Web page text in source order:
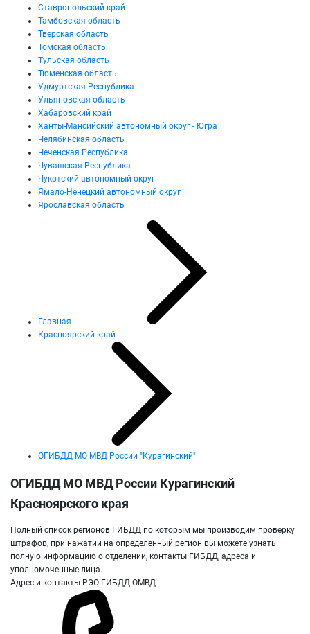
Ставропольский край
Тамбовская область
Тверская область
Томская область
Тульская область
Тюменская область
Удмуртская Республика
Ульяновская область
Хабаровский край
Ханты-Мансийский автономный округ - Югра
Челябинская область
Чеченская Республика
Чувашская Республика
Чукотский автономный округ
Ямало-Ненецкий автономный округ
Ярославская область
Главная
Красноярский край
ОГИБДД МО МВД России "Курагинский"
ОГИБДД МО МВД России Курагинский
Красноярского края
Полный список регионов ГИБДД по которым мы производим проверку
штрафов, при нажатии на определенный регион вы можете узнать
полную информацию о отделении, контакты ГИБДД, адреса и
уполномоченные лица.
Адрес и контакты РЭО ГИБДД ОМВД